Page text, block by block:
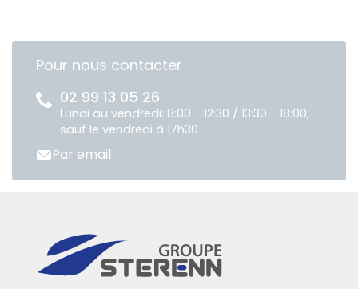
Pour nous contacter
02 99 13 05 26
Lundi au vendredi: 8:00 - 12:30 / 13:30 - 18:00,
sauf le vendredi à 17h30
Par email